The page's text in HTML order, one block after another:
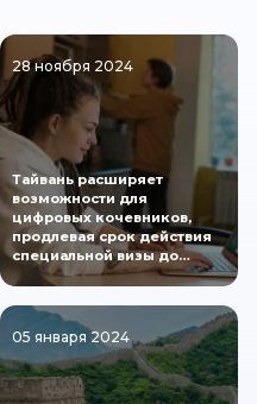
28 ноября 2024
Тайвань расширяет
возможности для
цифровых кочевников,
продлевая срок действия
специальной визы до…
05 января 2024